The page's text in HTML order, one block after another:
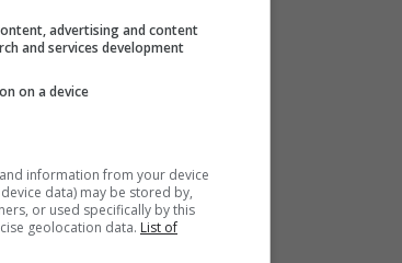
via delle
delle scene
infatti seguire
Dora, il Castello
Intesa San
advertising and content
and services development
on a device
information from your device
data) may be stored by,
or used specifically by this
geolocation data. List of